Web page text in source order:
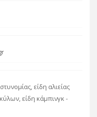
είδη αλιείας
είδη κάμπινγκ -